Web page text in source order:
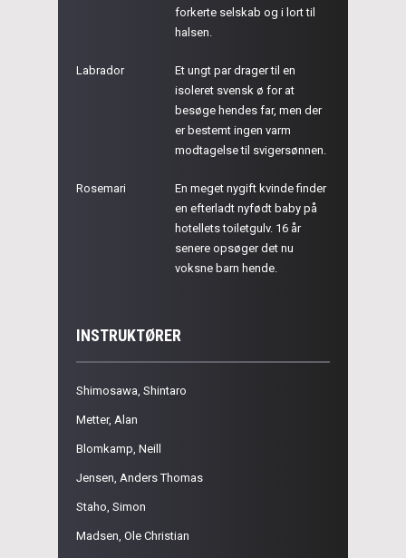
forkerte selskab og i lort til
halsen.
Labrador
Et ungt par drager til en
isoleret svensk ø for at
besøge hendes far, men der
er bestemt ingen varm
modtagelse til svigersønnen.
Rosemari
En meget nygift kvinde finder
en efterladt nyfødt baby på
hotellets toiletgulv. 16 år
senere opsøger det nu
voksne barn hende.
INSTRUKTØRER
Shimosawa, Shintaro
Metter, Alan
Blomkamp, Neill
Jensen, Anders Thomas
Staho, Simon
Madsen, Ole Christian